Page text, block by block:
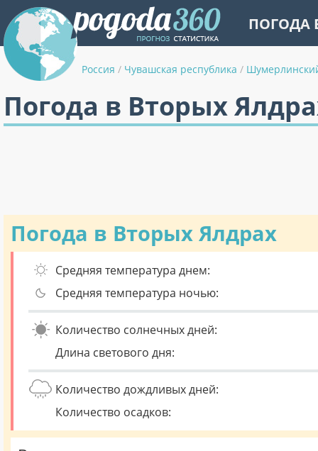
ПОГОДА
Россия / Чувашская республика /
Погода в Вторых
Погода в Вторых Ялдрах
Средняя температура днем:
Средняя температура ночью:
Количество солнечных дней:
Длина светового дня:
Количество дождливых дней:
Количество осадков: